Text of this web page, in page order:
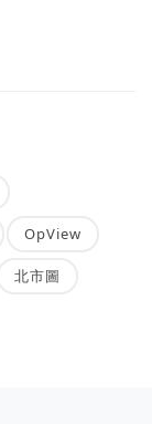
OpView
北市圖